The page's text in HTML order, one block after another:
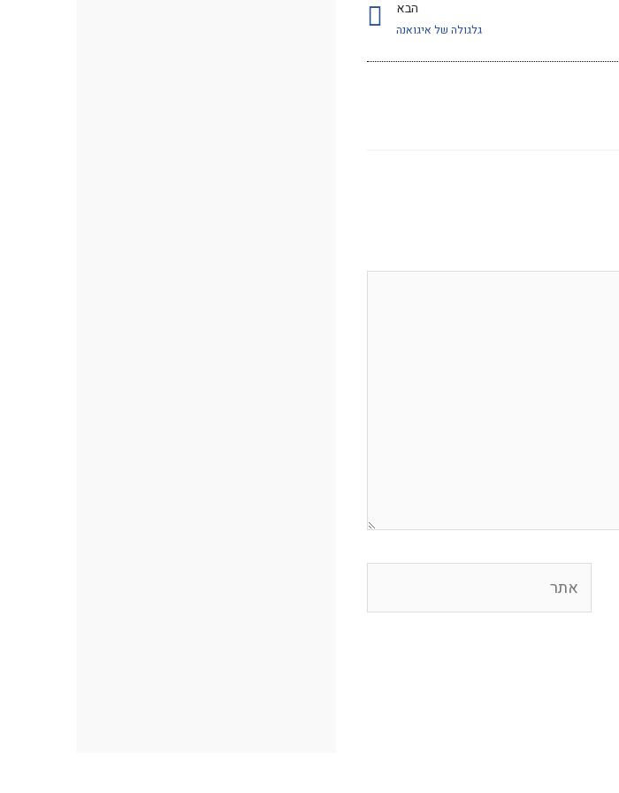
הבא
גלגולה של איגואנה